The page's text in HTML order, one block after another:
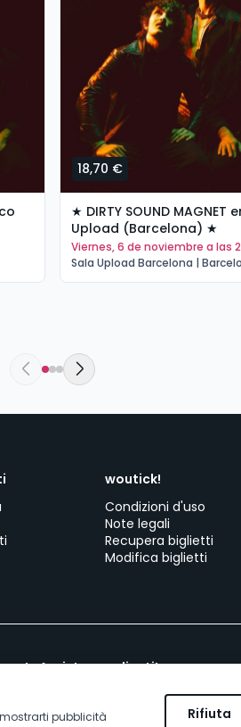
18,70 €
★ DIRTY SOUND MAGNET en la
Upload (Barcelona) ★
viernes, 6 de noviembre a las
Sala Upload Barcelona |
woutick!
Condizioni d'uso
Note legali
Recupera biglietti
Modifica biglietti
Assistenza clientiLavora con
pubblicità
Rifiuta